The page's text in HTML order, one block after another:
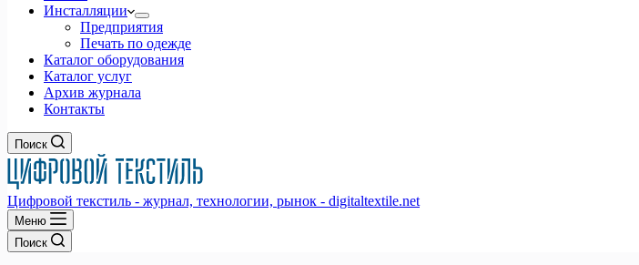
Инсталляции
Предприятия
Печать по одежде
Каталог оборудования
Каталог услуг
Архив журнала
Контакты
Поиск
Цифровой текстиль - журнал, технологии, рынок - digitaltextile.net
Меню
Поиск